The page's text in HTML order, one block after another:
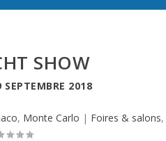
SHOW
SEPTEMBRE 2018
, Monte Carlo | Foires & salons,